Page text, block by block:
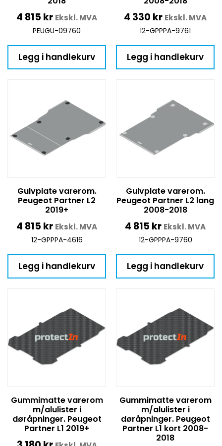
4 815 kr Ekskl. MVA
PEUGU-09760
Legg i handlekurv
4 330 kr Ekskl. MVA
12-GPPPA-9761
Legg i handlekurv
Gulvplate varerom.
Peugeot Partner L2
2019+
4 815 kr Ekskl. MVA
12-GPPPA-4616
Legg i handlekurv
Gulvplate varerom.
Peugeot Partner L2 lang
2008-2018
4 815 kr Ekskl. MVA
12-GPPPA-9760
Legg i handlekurv
Gummimatte varerom
m/alulister i
døråpninger. Peugeot
Partner L1 2019+
Gummimatte varerom
m/alulister i
døråpninger. Peugeot
Partner L1 kort 2008-
2018